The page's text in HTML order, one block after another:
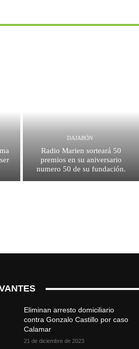
DAJABÓN
Radio Marien sorteará 50
premios en su aniversario
numero 50 de su fundación.
Eliminan arresto domiciliario
contra Gonzalo Castillo por caso
Calamar
21 de diciembre de 2023